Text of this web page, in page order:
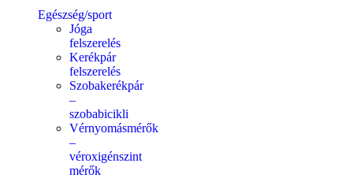
Egészség/sport
Jóga
felszerelés
Kerékpár
felszerelés
Szobakerékpár
–
szobabicikli
Vérnyomásmérők
–
véroxigénszint
mérők